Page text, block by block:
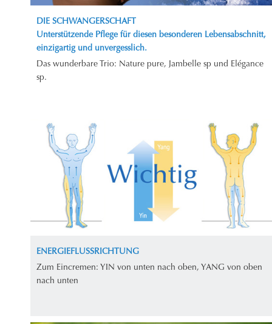
DIE SCHWANGERSCHAFT
Unterstützende Pflege für diesen besonderen Lebensabschnitt,
einzigartig und unvergesslich.
Das wunderbare Trio: Nature pure, Jambelle sp und Elégance
sp.
ENERGIEFLUSSRICHTUNG
Zum Eincremen: YIN von unten nach oben, YANG von oben
nach unten